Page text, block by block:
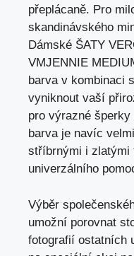
přeplácaně. Pro
skandinávského
Dámské ŠATY
VMJENNIE
barva v kombinaci
vyniknout vaší
pro výrazné šperky
barva je navíc
stříbrnými i zlatými
univerzálního
Výběr
umožní porovnat
fotografií ostatních